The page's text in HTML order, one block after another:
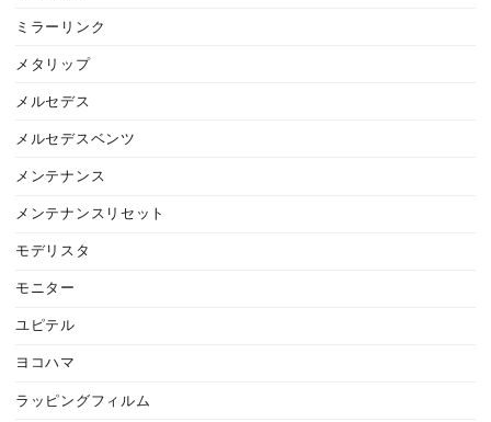
ミラーリンク
メタリップ
メルセデス
メルセデスベンツ
メンテナンス
メンテナンスリセット
モデリスタ
モニター
ユピテル
ヨコハマ
ラッピングフィルム